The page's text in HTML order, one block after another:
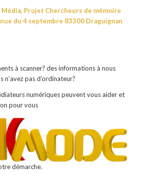
Média, Projet Chercheurs de mémoire
du 4 septembre 83300 Draguignan
à scanner? des informations à nous
pas d’ordinateur?
numériques peuvent vous aider et
pour vous
démarche.